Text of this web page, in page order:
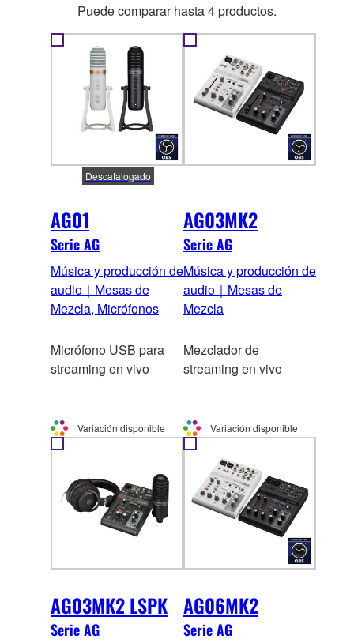
Puede comparar hasta 4 productos.
AG01
Serie AG
Descatalogado
Música y producción de
audio｜Mesas de
Mezcla, Micrófonos
Micrófono USB para
streaming en vivo
Variación disponible
AG03MK2
Serie AG
Música y producción de
audio｜Mesas de
Mezcla
Mezclador de
streaming en vivo
Variación disponible
AG03MK2 LSPK
Serie AG
AG06MK2
Serie AG